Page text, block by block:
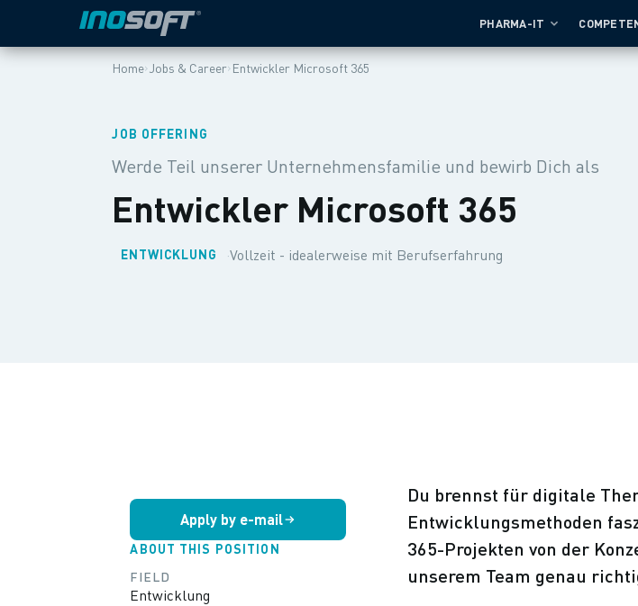
PHARMA-IT
Home›Jobs & Career›Entwickler Microsoft 365
JOB OFFERING
Werde Teil unserer Unternehmensfamilie und bewirb Dich als
Entwickler Microsoft 365
ENTWICKLUNG ·Vollzeit - idealerweise mit Berufserfahrung
Apply by e-mail
ABOUT THIS POSITION
FIELD
Entwicklung
Du brennst für digitale
Entwicklungsmethoden
365-Projekten von der
unserem Team genau